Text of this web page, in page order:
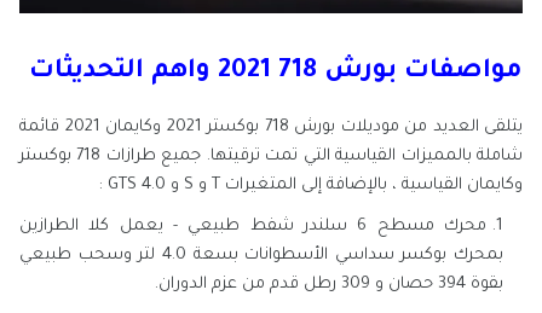
مواصفات بورش 718 2021 واهم التحديثات
يتلقى العديد من موديلات بورش 718 بوكستر 2021 وكايمان 2021 قائمة
شاملة بالمميزات القياسية التي تمت ترقيتها. جميع طرازات 718 بوكستر
وكايمان القياسية ، بالإضافة إلى المتغيرات T و S و GTS 4.0 :
محرك مسطح 6 سلندر شفط طبيعي - يعمل كلا الطرازين
بمحرك بوكسر سداسي الأسطوانات بسعة 4.0 لتر وسحب طبيعي
بقوة 394 حصان و 309 رطل قدم من عزم الدوران.